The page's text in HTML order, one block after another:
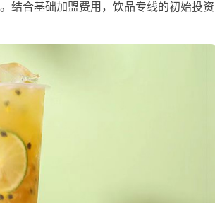
结合基础加盟费用，饮品专线的初始投资